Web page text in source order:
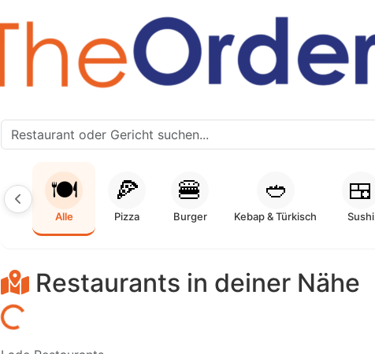
🍽️
Alle
🍕
Pizza
🍔
Burger
🥙
Kebap & Türkisch
🍱
Sushi
Restaurants in deiner Nähe
Laden...